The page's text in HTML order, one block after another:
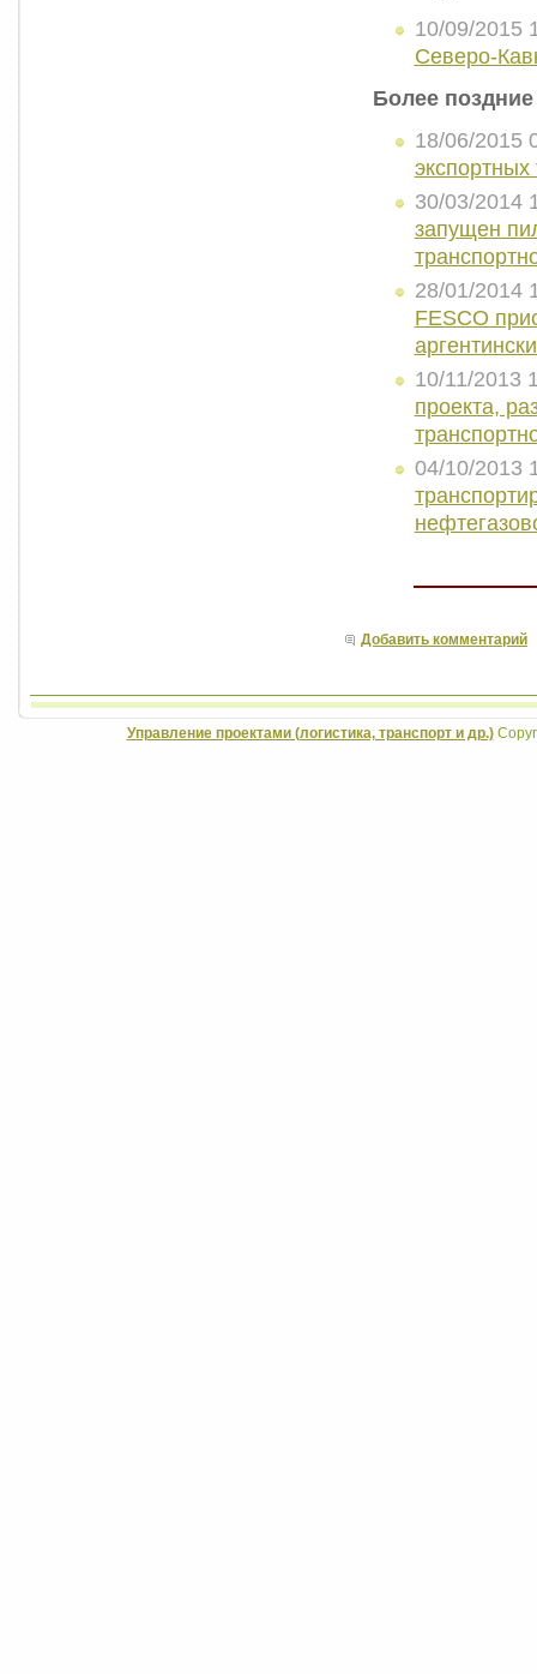
10/09/2015
Северо-
Более
18/06/2015
30/03/2014
запущен
28/01/2014
FESCO
10/11/2013
проекта,
04/10/2013
Добавить комментарий
Управление проектами (логистика, транспорт и др.)